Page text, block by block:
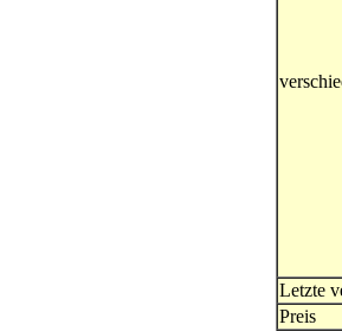
Letzte
Preis